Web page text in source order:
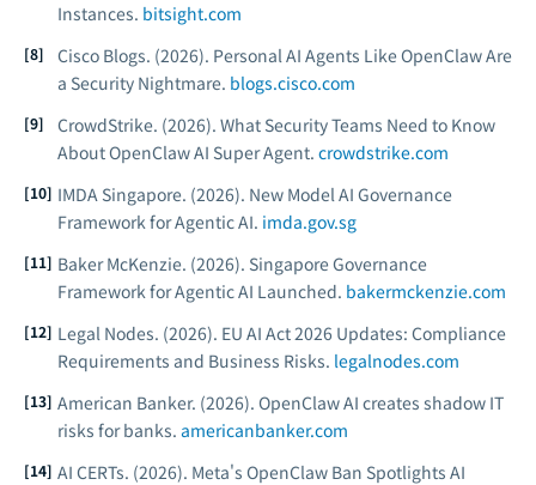
Instances. bitsight.com
Cisco Blogs. (2026). Personal AI Agents Like OpenClaw Are
a Security Nightmare. blogs.cisco.com
CrowdStrike. (2026). What Security Teams Need to Know
About OpenClaw AI Super Agent. crowdstrike.com
IMDA Singapore. (2026). New Model AI Governance
Framework for Agentic AI. imda.gov.sg
Baker McKenzie. (2026). Singapore Governance
Framework for Agentic AI Launched. bakermckenzie.com
Legal Nodes. (2026). EU AI Act 2026 Updates: Compliance
Requirements and Business Risks. legalnodes.com
American Banker. (2026). OpenClaw AI creates shadow IT
risks for banks. americanbanker.com
AI CERTs. (2026). Meta's OpenClaw Ban Spotlights AI